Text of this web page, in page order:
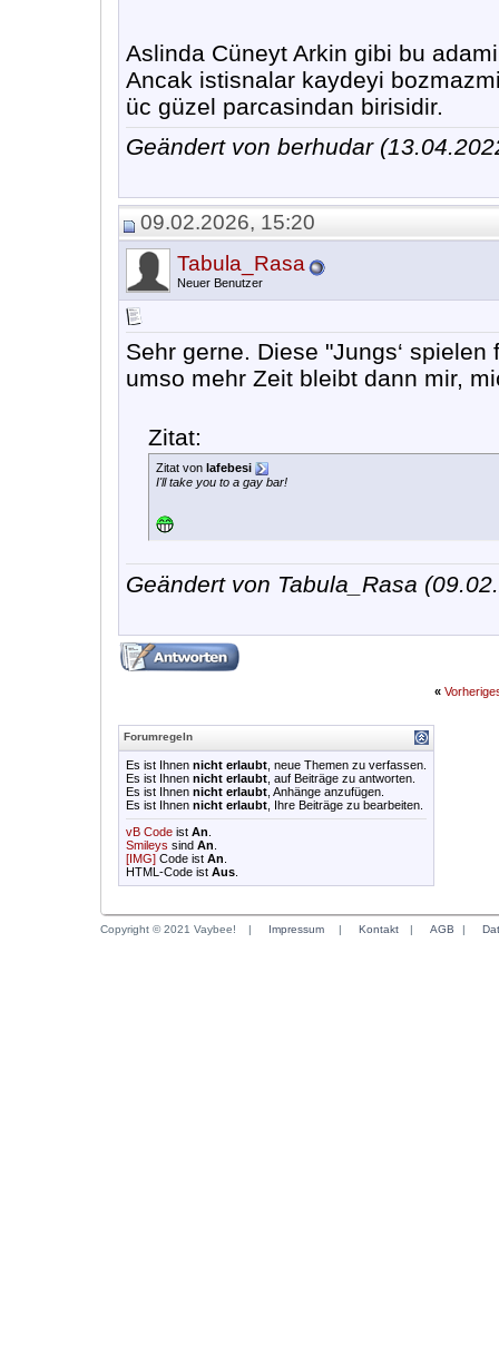
Aslinda Cüneyt Arkin gibi bu
Ancak istisnalar kaydeyi
üc güzel parcasindan birisidir.
Geändert von berhudar
09.02.2026, 15:20
Tabula_Rasa
Neuer Benutzer
Sehr gerne. Diese "Jungs‘
umso mehr Zeit bleibt dann mir,
Zitat:
Zitat von lafebesi
I'll take you to a gay bar!
Geändert von Tabula_Rasa
«
Forumregeln
Es ist Ihnen nicht erlaubt , neue Themen zu verfassen.
Es ist Ihnen nicht erlaubt , auf Beiträge zu antworten.
Es ist Ihnen nicht erlaubt , Anhänge anzufügen.
Es ist Ihnen nicht erlaubt , Ihre Beiträge zu bearbeiten.
vB Code ist An
Smileys sind An
[IMG] Code ist An
HTML-Code ist Aus
Copyright © 2021 Vaybee! | Impressum | Kontakt | AGB |